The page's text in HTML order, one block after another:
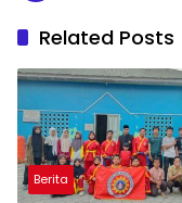
Related Posts
Berita